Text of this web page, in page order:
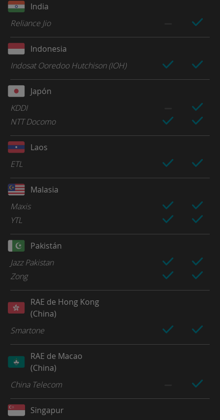
India
Reliance Jio
Indonesia
Indosat Ooredoo Hutchison (IOH)
Japón
KDDI
NTT Docomo
Laos
ETL
Malasia
Maxis
YTL
Pakistán
Jazz Pakistan
Zong
RAE de Hong Kong
(China)
Smartone
RAE de Macao
(China)
China Telecom
Singapur